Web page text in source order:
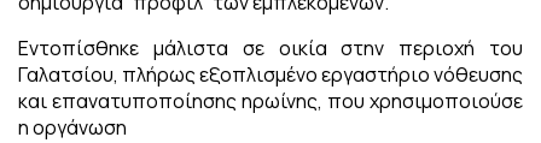
Εντοπίσθηκε μάλιστα σε οικία στην περιοχή του
Γαλατσίου, πλήρως εξοπλισμένο εργαστήριο νόθευσης
και επανατυποποίησης ηρωίνης, που χρησιμοποιούσε
η οργάνωση